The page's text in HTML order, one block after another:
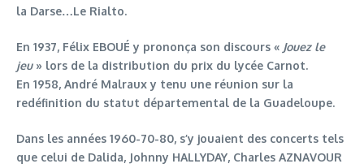
la Darse…Le Rialto.
En 1937, Félix EBOUÉ y prononça son discours « Jouez le
jeu» lors de la distribution du prix du lycée Carnot.
En 1958, André Malraux y tenu une réunion sur la
redéfinition du statut départemental de la Guadeloupe.
Dans les années 1960-70-80, s’y jouaient des concerts tels
que celui de Dalida, Johnny HALLYDAY, Charles AZNAVOUR